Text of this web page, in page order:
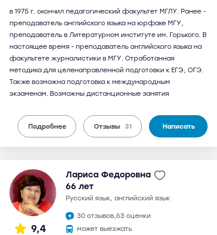
в 1975 г. окончил педагогический факультет МГЛУ. Ранее -
преподаватель английского языка на юрфаке МГУ,
преподаватель в Литературном институте им. Горького. В
настоящее время - преподаватель английского языка на
факультете журналистики в МГУ. Отработанная
методика для целенаправленной подготовки к ЕГЭ, ОГЭ.
Также возможна подготовка к международным
экзаменам. Возможны дистанционные занятия
Подробнее Отзывы 31 Написать
9,4
Лариса Федоровна
66 лет
русский язык, английский язык
30 отзывов,63 оценки
может выезжать